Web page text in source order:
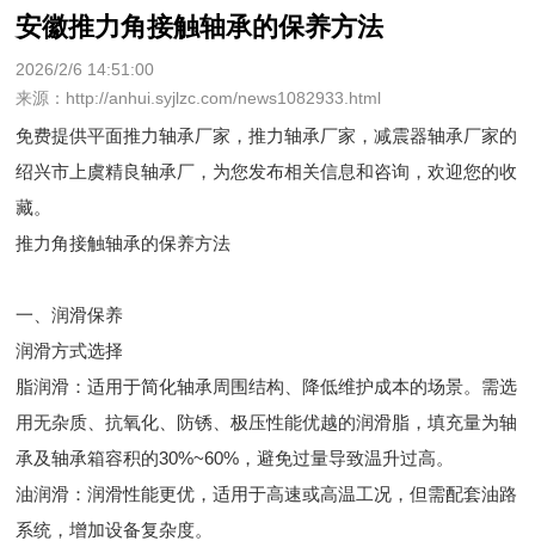
安徽推力角接触轴承的保养方法
2026/2/6 14:51:00
来源：http://anhui.syjlzc.com/news1082933.html
免费提供平面推力轴承厂家 ，推力轴承厂家，减震器轴承厂家的
绍兴市上虞精良轴承厂，为您发布相关信息和咨询，欢迎您的收
藏。
推力角接触轴承的保养方法
一、润滑保养
润滑方式选择
脂润滑：适用于简化轴承周围结构、降低维护成本的场景。需选
用无杂质、抗氧化、防锈、极压性能优越的润滑脂，填充量为轴
承及轴承箱容积的30%~60%，避免过量导致温升过高。
油润滑：润滑性能更优，适用于高速或高温工况，但需配套油路
系统，增加设备复杂度。